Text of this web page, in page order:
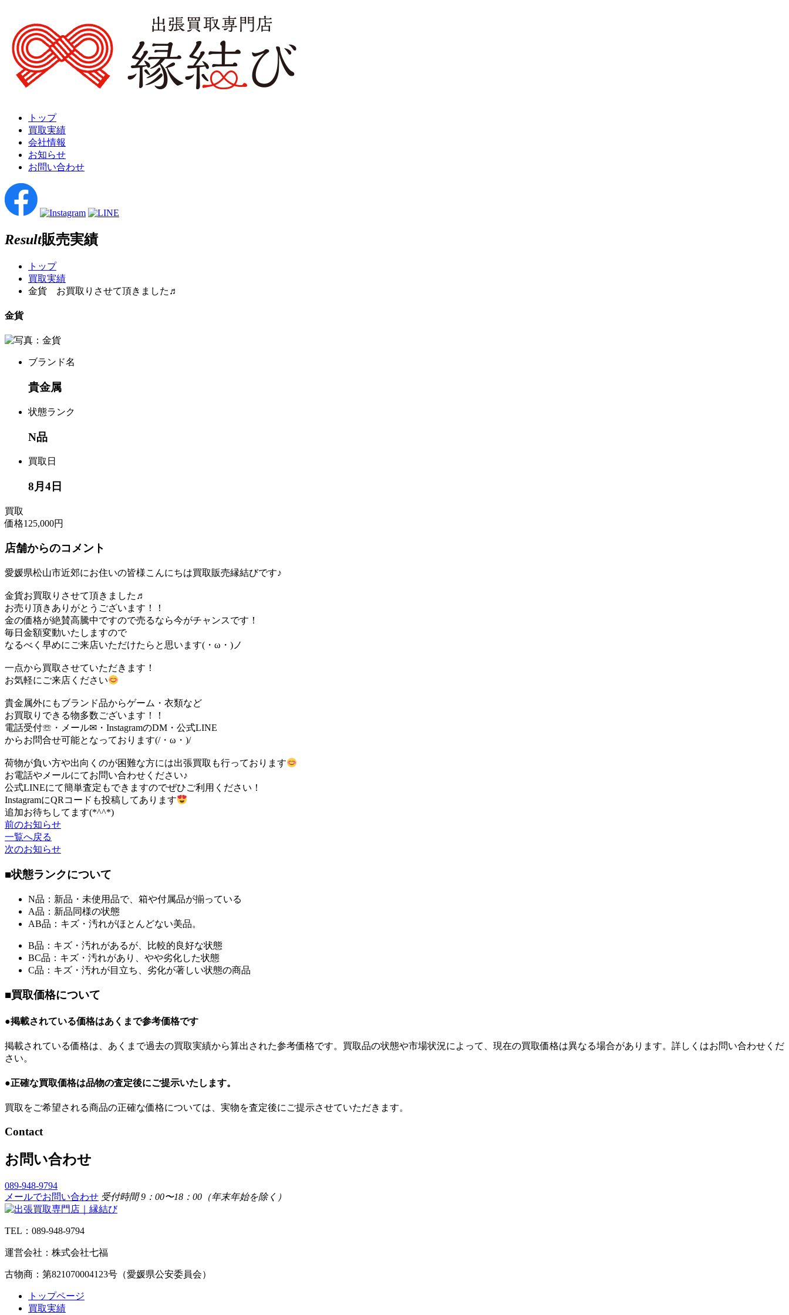
トップ
買取実績
会社情報
お知らせ
お問い合わせ
Result販売実績
トップ
買取実績
金貨 お買取りさせて頂きました♬
金貨
ブランド名
貴金属
状態ランク
N品
買取日
8月4日
買取
価格125,000円
店舗からのコメント
愛媛県松山市近郊にお住いの皆様こんにちは買取販売縁結びです♪
金貨お買取りさせて頂きました♬
お売り頂きありがとうございます！！
金の価格が絶賛高騰中ですので売るなら今がチャンスです！
毎日金額変動いたしますので
なるべく早めにご来店いただけたらと思います(・ω・)ノ
一点から買取させていただきます！
お気軽にご来店ください
貴金属外にもブランド品からゲーム・衣類など
お買取りできる物多数ございます！！
電話受付☏・メール✉・InstagramのDM・公式LINE
からお問合せ可能となっております(/・ω・)/
荷物が負い方や出向くのが困難な方には出張買取も行っております
お電話やメールにてお問い合わせください♪
公式LINEにて簡単査定もできますのでぜひご利用ください！
InstagramにQRコードも投稿してあります
追加お待ちしてます(*^^*)
前のお知らせ
一覧へ戻る
次のお知らせ
■状態ランクについて
N品：新品・未使用品で、箱や付属品が揃っている
A品：新品同様の状態
AB品：キズ・汚れがほとんどない美品。
B品：キズ・汚れがあるが、比較的良好な状態
BC品：キズ・汚れがあり、やや劣化した状態
C品：キズ・汚れが目立ち、劣化が著しい状態の商品
■買取価格について
●掲載されている価格はあくまで参考価格です
掲載されている価格は、あくまで過去の買取実績から算出された参考価格です。買取品の状態や市場状況によって、現在の買取価格は異なる場合があります。詳しくはお問い合わせくだ
さい。
●正確な買取価格は品物の査定後にご提示いたします。
買取をご希望される商品の正確な価格については、実物を査定後にご提示させていただきます。
Contact
お問い合わせ
089-948-9794
メールでお問い合わせ 受付時間 9：00〜18：00（年末年始を除く）
TEL：089-948-9794
運営会社：株式会社七福
古物商：第821070004123号（愛媛県公安委員会）
トップページ
買取実績